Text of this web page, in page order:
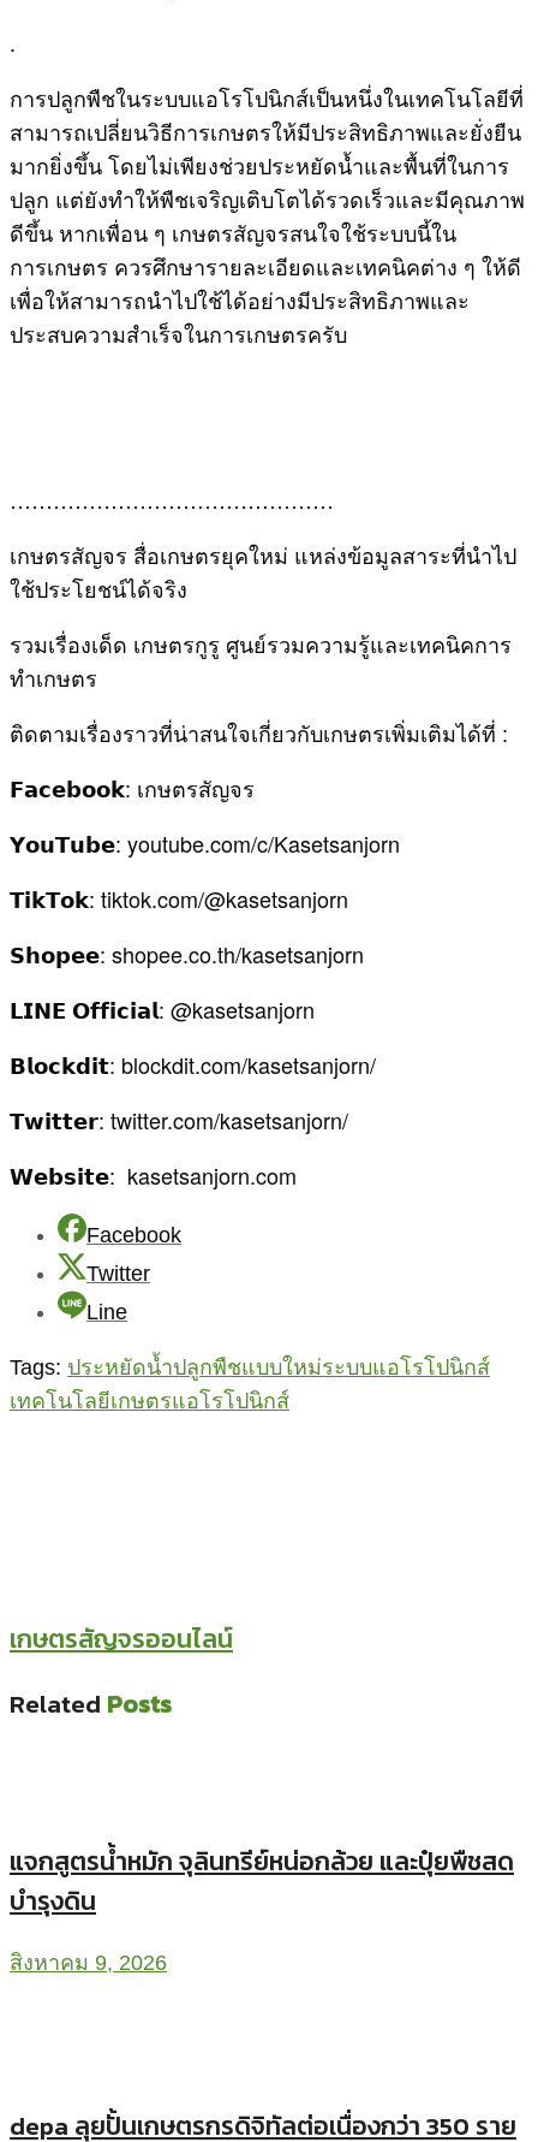
.
การปลูกพืชในระบบแอโรโปนิกส์เป็นหนึ่งในเทคโนโลยีที่
สามารถเปลี่ยนวิธีการเกษตรให้มีประสิทธิภาพและยั่งยืน
มากยิ่งขึ้น โดยไม่เพียงช่วยประหยัดน้ำและพื้นที่ในการ
ปลูก แต่ยังทำให้พืชเจริญเติบโตได้รวดเร็วและมีคุณภาพ
ดีขึ้น หากเพื่อน ๆ เกษตรสัญจรสนใจใช้ระบบนี้ใน
การเกษตร ควรศึกษารายละเอียดและเทคนิคต่าง ๆ ให้ดี
เพื่อให้สามารถนำไปใช้ได้อย่างมีประสิทธิภาพและ
ประสบความสำเร็จในการเกษตรครับ
………………………………………
เกษตรสัญจร สื่อเกษตรยุคใหม่ แหล่งข้อมูลสาระที่นำไป
ใช้ประโยชน์ได้จริง
รวมเรื่องเด็ด เกษตรกูรู ศูนย์รวมความรู้และเทคนิคการ
ทำเกษตร
ติดตามเรื่องราวที่น่าสนใจเกี่ยวกับเกษตรเพิ่มเติมได้ที่ :
𝗙𝗮𝗰𝗲𝗯𝗼𝗼𝗸: เกษตรสัญจร
𝗬𝗼𝘂𝗧𝘂𝗯𝗲: youtube.com/c/Kasetsanjorn
𝗧𝗶𝗸𝗧𝗼𝗸: tiktok.com/@kasetsanjorn
𝗦𝗵𝗼𝗽𝗲𝗲: shopee.co.th/kasetsanjorn
𝗟𝗜𝗡𝗘 𝗢𝗳𝗳𝗶𝗰𝗶𝗮𝗹: @kasetsanjorn
𝗕𝗹𝗼𝗰𝗸𝗱𝗶𝘁: blockdit.com/kasetsanjorn/
𝗧𝘄𝗶𝘁𝘁𝗲𝗿: twitter.com/kasetsanjorn/
𝗪𝗲𝗯𝘀𝗶𝘁𝗲: kasetsanjorn.com
Facebook
Twitter
Line
Tags: ประหยัดน้ำปลูกพืชแบบใหม่ระบบแอโรโปนิกส์
เทคโนโลยีเกษตรแอโรโปนิกส์
เกษตรสัญจรออนไลน์
Related Posts
แจกสูตรน้ำหมัก จุลินทรีย์หน่อกล้วย และปุ๋ยพืชสด
บำรุงดิน
สิงหาคม 9, 2026
depa ลุยปั้นเกษตรกรดิจิทัลต่อเนื่องกว่า 350 ราย